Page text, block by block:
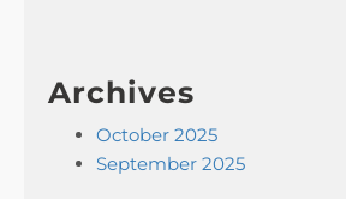
Archives
October 2025
September 2025